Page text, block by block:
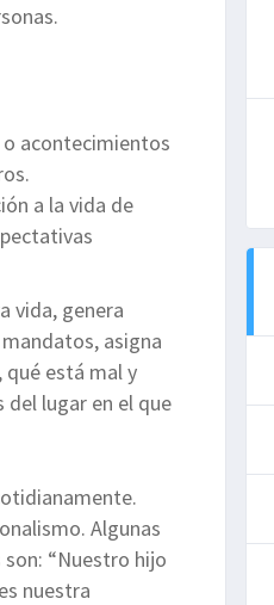
o acontecimientos
a la vida de
vida, genera
asigna
qué está mal y
del lugar en el que
Algunas
son: “Nuestro hijo
nuestra